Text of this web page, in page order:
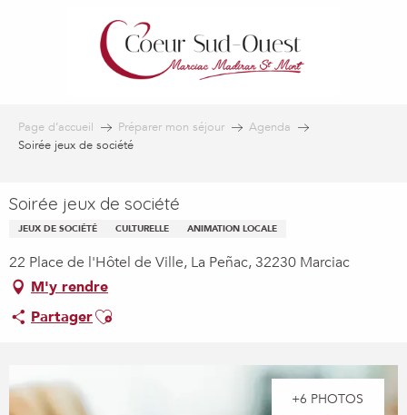
Page d’accueil Préparer mon séjour
Agenda
Soirée jeux de société
Soirée jeux de société
JEUX DE SOCIÉTÉ CULTURELLE ANIMATION LOCALE
22 Place de l'Hôtel de Ville, La Peñac, 32230 Marciac
M'y rendre
PartagerAjouter aux favoris
+6 PHOTOS